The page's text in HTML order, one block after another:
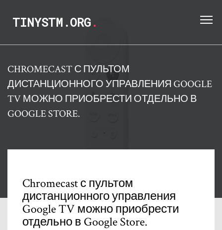
TINYSTM.ORG.
CHROMECAST С ПУЛЬТОМ
ДИСТАНЦИОННОГО УПРАВЛЕНИЯ GOOGLE
TV МОЖНО ПРИОБРЕСТИ ОТДЕЛЬНО В
GOOGLE STORE.
Chromecast с пультом
дистанционного управления
Google TV можно приобрести
отдельно в Google Store.